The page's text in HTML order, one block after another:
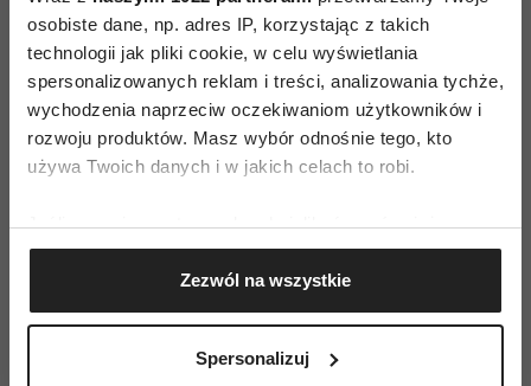
osobiste dane, np. adres IP, korzystając z takich
technologii jak pliki cookie, w celu wyświetlania
spersonalizowanych reklam i treści, analizowania tychże,
wychodzenia naprzeciw oczekiwaniom użytkowników i
rozwoju produktów. Masz wybór odnośnie tego, kto
używa Twoich danych i w jakich celach to robi.
Jeśli wyrazisz na to zgodę, chcielibyśmy również:
Gromadzić dane dotyczące Twojej lokalizacji
geograficznej z dokładnością nawet do kilku metrów
Identyfikować Twoje urządzenie, aktywnie
(fingerprinting, czyli wirtualny odcisk palca)
Zezwól na wszystkie
Spersonalizuj
a potem udostępniać znajomym. Dodatkowo na
Instagramie łatwo śledzić, co dzieje się
u ulubionych osób - dzięki oznaczaniu zdjęć
hashtagami można wyszukać zdjęcia
użytkowników z całego świata.
pobrać ze sklepu w telefonach
z oprogramowaniem iOS, Android i Windows
Phone.